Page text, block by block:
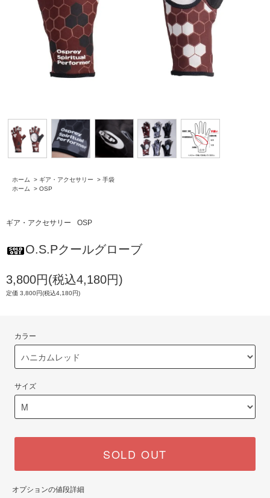
ホーム > ギア・アクセサリー > 手袋
ホーム
> OSP
ギア・アクセサリー OSP
O.S.Pクールグローブ
3,800円(税込4,180円)
定価 3,800円(税込4,180円)
カラー
サイズ
SOLD OUT
オプションの値段詳細